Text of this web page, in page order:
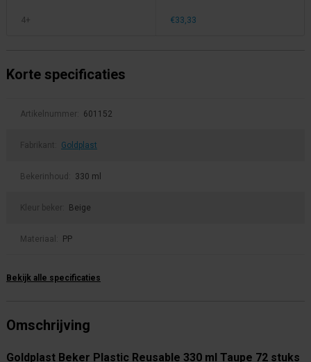
4+ €33,33
Korte specificaties
Artikelnummer: 601152
Fabrikant: Goldplast
Bekerinhoud: 330 ml
Kleur beker: Beige
Materiaal: PP
Bekijk alle specificaties
Omschrijving
Goldplast Beker Plastic Reusable 330 ml Taupe 72 stuks